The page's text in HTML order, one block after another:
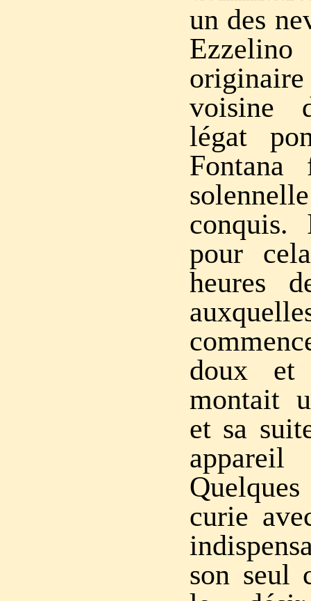
un des
voisine
légat
pour
heures
doux
montait
et sa
curie
son seul